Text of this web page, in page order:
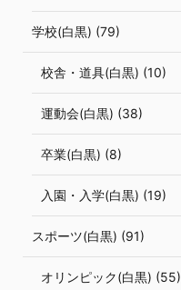
学校(白黒) (79)
校舎・道具(白黒) (10)
運動会(白黒) (38)
卒業(白黒) (8)
入園・入学(白黒) (19)
スポーツ(白黒) (91)
オリンピック(白黒) (55)